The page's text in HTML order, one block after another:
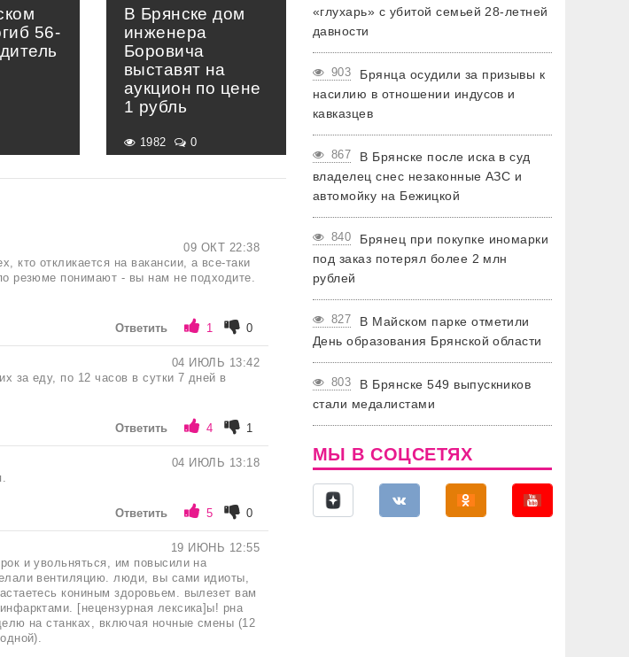
56-
В Брянске дом
инженера
Боровича
выставят на
аукцион по цене
1 рубль
1982 0
09 ОКТ 22:38
кто откликается на вакансии, а все-таки
резюме понимают - вы нам не подходите.
Ответить 1 0
04 ИЮЛЬ 13:42
за еду, по 12 часов в сутки 7 дней в
Ответить 4 1
04 ИЮЛЬ 13:18
Ответить 5 0
19 ИЮНЬ 12:55
и увольняться, им повысили на
вентиляцию. люди, вы сами идиоты,
кониным здоровьем. вылезет вам
[нецензурная лексика]ы! рна
на станках, включая ночные смены (12
«глухарь» с убитой семьей 28-летней
давности
903
Брянца осудили за призывы к
насилию в отношении индусов и
кавказцев
867
В Брянске после иска в суд
владелец снес незаконные АЗС и
автомойку на Бежицкой
840
Брянец при покупке иномарки
под заказ потерял более 2 млн
рублей
827
В Майском парке отметили
День образования Брянской области
803
В Брянске 549 выпускников
стали медалистами
МЫ В СОЦСЕТЯХ